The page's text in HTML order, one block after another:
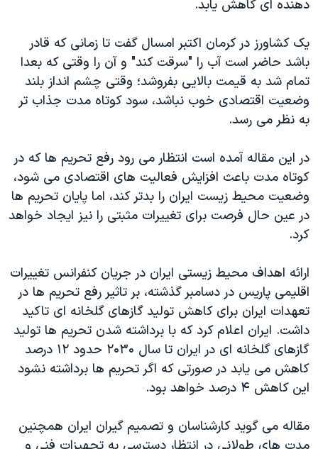
دهنده ای کاهش یابد.
یک کشاورز در کرمان اکتبر امسال گفت تا زمانی که قادر
باشد حاضر است آب را "سرقت کند" و آن را وقتی که بعدا
تمام شد به قیمت بالایی بفروشد؛ وقتی چشم انداز بلند
وضعیت اقتصادی خوب نباشد، سود کوتاه مدت جذاب تر
به نظر می رسد.
در این مقاله آمده است انتظار می رود رفع تحریم ها که در
کوتاه مدت باعث افزایش فعالیت های اقتصادی می شود،
وضعیت محیط زیست ایران را بدتر کند، اما پایان تحریم ها
در عین حال فرصت برای تغییرات مثبتی را نیز ایجاد خواهد
کرد.
ارائه اهداف محیط زیستی ایران در جریان کنفرانس تغییرات
اقلیمی پاریس در دسامبر گذشته، بر تاثیر رفع تحریم ها در
تعهدات ایران برای کاهش تولید گازهای گلخانه ای تاکید
داشت. ایران اعلام کرد که با برداشته شدن تحریم ها تولید
گازهای گلخانه ای در ایران تا سال ۲۰۳۰ حدود ۱۲ درصد
کاهش می یابد در صورتی که اگر تحریم ها برداشته نشود
این کاهش ۴ درصد خواهد بود.
مقاله می گوید کارشناسان و تصمیم گیران ایران همچنین